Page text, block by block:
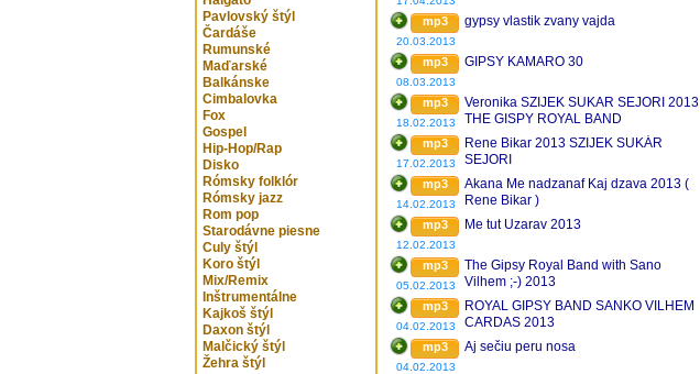
Pavlovský štýl
Čardáše
Rumunské
Maďarské
Balkánske
Cimbalovka
Fox
Gospel
Hip-Hop/Rap
Disko
Rómsky folklór
Rómsky jazz
Rom pop
Starodávne piesne
Culy štýl
Koro štýl
Mix/Remix
Inštrumentálne
Kajkoš štýl
Daxon štýl
Malčický štýl
Žehra štýl
mp3
20.03.2013
gypsy vlastik zvany vajda
mp3
08.03.2013
GIPSY KAMARO 30
mp3
18.02.2013
Veronika SZIJEK SUKAR SEJORI 2013
THE GISPY ROYAL BAND
mp3
17.02.2013
Rene Bikar 2013 SZIJEK SUKÁR
SEJORI
mp3
14.02.2013
Akana Me nadzanaf Kaj dzava 2013 (
Rene Bikar )
mp3
12.02.2013
Me tut Uzarav 2013
mp3
05.02.2013
The Gipsy Royal Band with Sano
Vilhem ;-) 2013
mp3
04.02.2013
ROYAL GIPSY BAND SANKO VILHEM
CARDAS 2013
mp3
04.02.2013
Aj sečiu peru nosa